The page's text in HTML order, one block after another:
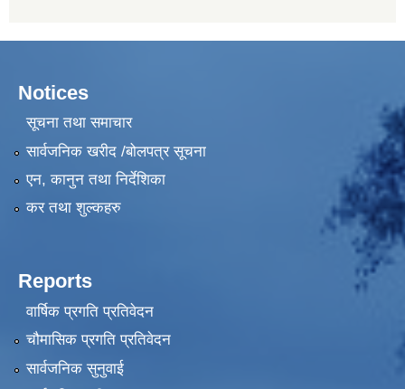
Notices
सूचना तथा समाचार
सार्वजनिक खरीद /बोलपत्र सूचना
एन, कानुन तथा निर्देशिका
कर तथा शुल्कहरु
Reports
वार्षिक प्रगति प्रतिवेदन
चौमासिक प्रगति प्रतिवेदन
सार्वजनिक सुनुवाई